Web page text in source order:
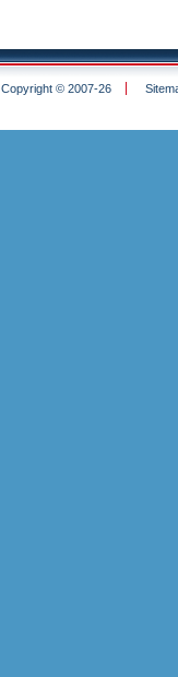
Copyright © 2007-26